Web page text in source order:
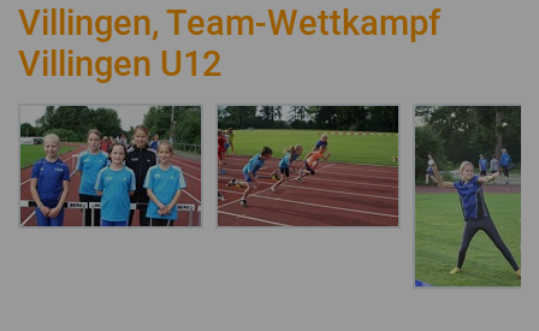
Villingen, Team-Wettkampf
Villingen U12